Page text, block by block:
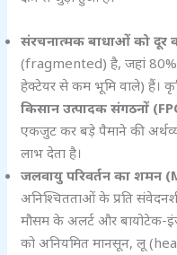
संरचनात्मक बाधाओं को दूर
(fragmented) है, जहां
हेक्टेयर से कम भूमि वाले) हैं।
किसान उत्पादक संगठनों
एकजुट कर बड़े पैमाने की
लाभ देता है।
जलवायु परिवर्तन का शमन
अनिश्चितताओं के प्रति
मौसम के अलर्ट और बायोटेक-
को अनियमित मानसून, लू